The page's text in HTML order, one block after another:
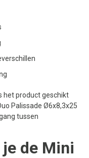
het product geschikt
Palissade Ø6x8,3x25
tussen
de Mini